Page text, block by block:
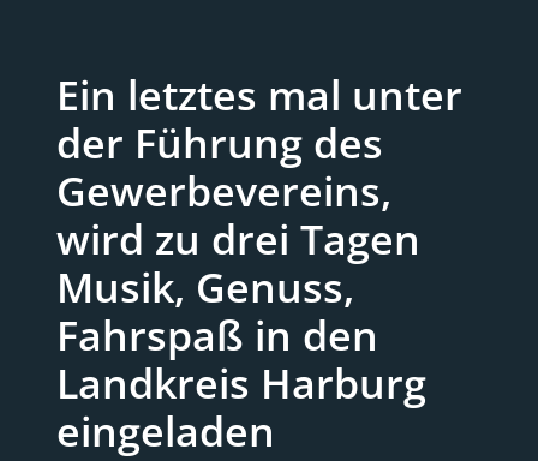
Ein letztes mal unter
der Führung des
Gewerbevereins,
wird zu drei Tagen
Musik, Genuss,
Fahrspaß in den
Landkreis Harburg
eingeladen